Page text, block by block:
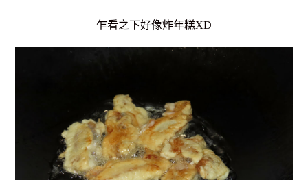
乍看之下好像炸年糕XD